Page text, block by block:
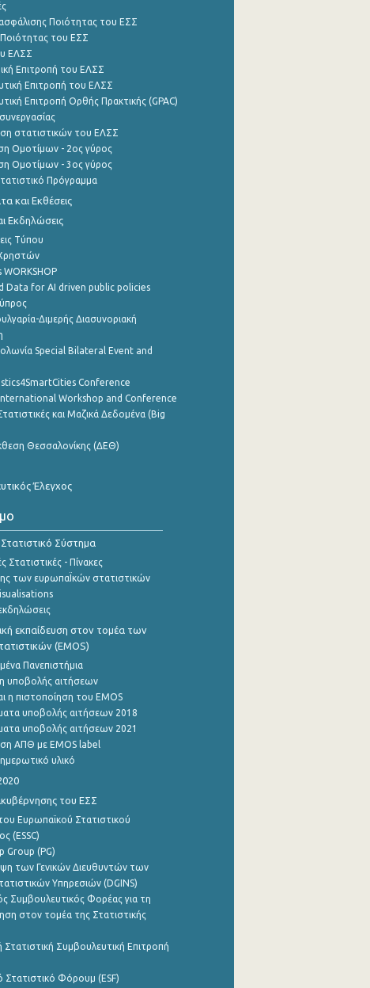
Ποιότητας του ΕΣΣ
του ΕΣΣ
ΕΛΣΣ
Επιτροπή του ΕΛΣΣ
Επιτροπή του ΕΛΣΣ
Επιτροπή Ορθής Πρακτικής (GPAC)
στατιστικών του ΕΛΣΣ
Ομοτίμων - 2ος γύρος
Ομοτίμων - 3ος γύρος
Πρόγραμμα
και Εκθέσεις
Εκδηλώσεις
Τύπου
WORKSHOP
Data for AI driven public policies
Διμερής Διασυνοριακή
Special Bilateral Event and
Conference
International Workshop and Conference
και Μαζικά Δεδομένα (Big
Θεσσαλονίκης (ΔΕΘ)
Έλεγχος
Σύστημα
Στατιστικές - Πίνακες
των ευρωπαΪκών στατιστικών
εκπαίδευση στον τομέα των
(EMOS)
Πανεπιστήμια
υποβολής αιτήσεων
η πιστοποίηση του EMOS
υποβολής αιτήσεων 2018
υποβολής αιτήσεων 2021
ΑΠΘ με EMOS label
υλικό
του ΕΣΣ
Ευρωπαϊκού Στατιστικού
(ESSC)
Group (PG)
των Γενικών Διευθυντών των
Υπηρεσιών (DGINS)
Συμβουλευτικός Φορέας για τη
στον τομέα της Στατιστικής
Στατιστική Συμβουλευτική Επιτροπή
Στατιστικό Φόρουμ (ESF)